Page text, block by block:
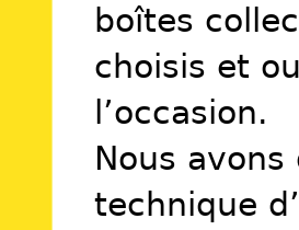
boîtes
choisis et
l’occasion.
Nous
technique